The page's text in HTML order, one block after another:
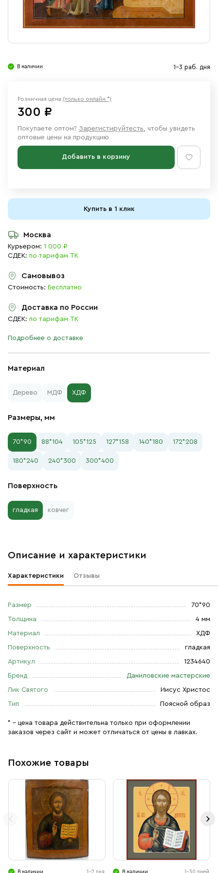
Свечи
Ювелирные изделия
В наличии 1-3 раб. дня
Материал
Дерево МДФ ХДФ
Размеры, мм
70*90 88*104 105*125 127*158 140*180 172*208
180*240 240*300 300*400
Поверхность
гладкая ковчег
Розничная цена (только онлайн *)
300 ₽
Покупаете оптом? Зарегистируйтесть, чтобы увидеть
оптовые цены на продукцию
Добавить в корзину
Купить в 1 клик
Москва
Курьером: 1 000 ₽
СДЕК: по тарифам ТК
Самовывоз
Стоимость: Бесплатно
Доставка по России
СДЕК: по тарифам ТК
Подробнее о доставке
Описание и характеристики
Характеристики Отзывы
Размер 70*90
Толщина 4 мм
Материал ХДФ
Поверхность гладкая
Артикул 1234640
Бренд Даниловские мастерские
Лик Святого Иисус Христос
Тип Поясной образ
* – цена товара действительна только при оформлении
заказов через сайт и может отличаться от цены в лавках.
Похожие товары
В наличии 1-2 дня В наличии 1-30 дней